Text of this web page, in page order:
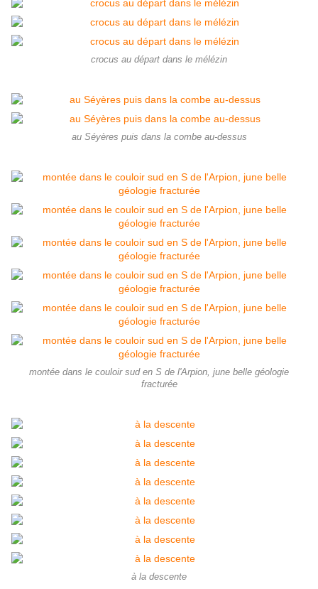
crocus au départ dans le mélézin
au Séyères puis dans la combe au-dessus
montée dans le couloir sud en S de l'Arpion, june belle géologie
fracturée
à la descente